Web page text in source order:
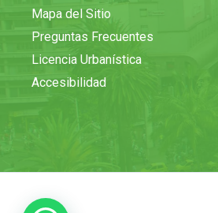
Mapa del Sitio
Preguntas Frecuentes
Licencia Urbanística
Accesibilidad